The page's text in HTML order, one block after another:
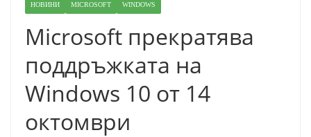
НОВИНИ MICROSOFT WINDOWS
Microsoft прекратява
поддръжката на
Windows 10 от 14
октомври